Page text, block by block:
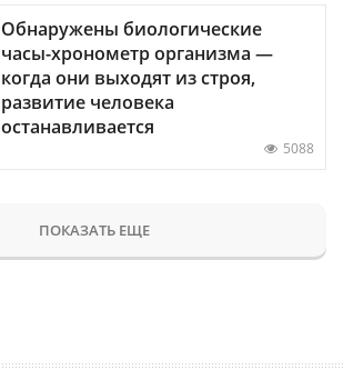
Обнаружены биологические
часы-хронометр организма —
когда они выходят из строя,
развитие человека
останавливается
5088
ПОКАЗАТЬ ЕЩЕ